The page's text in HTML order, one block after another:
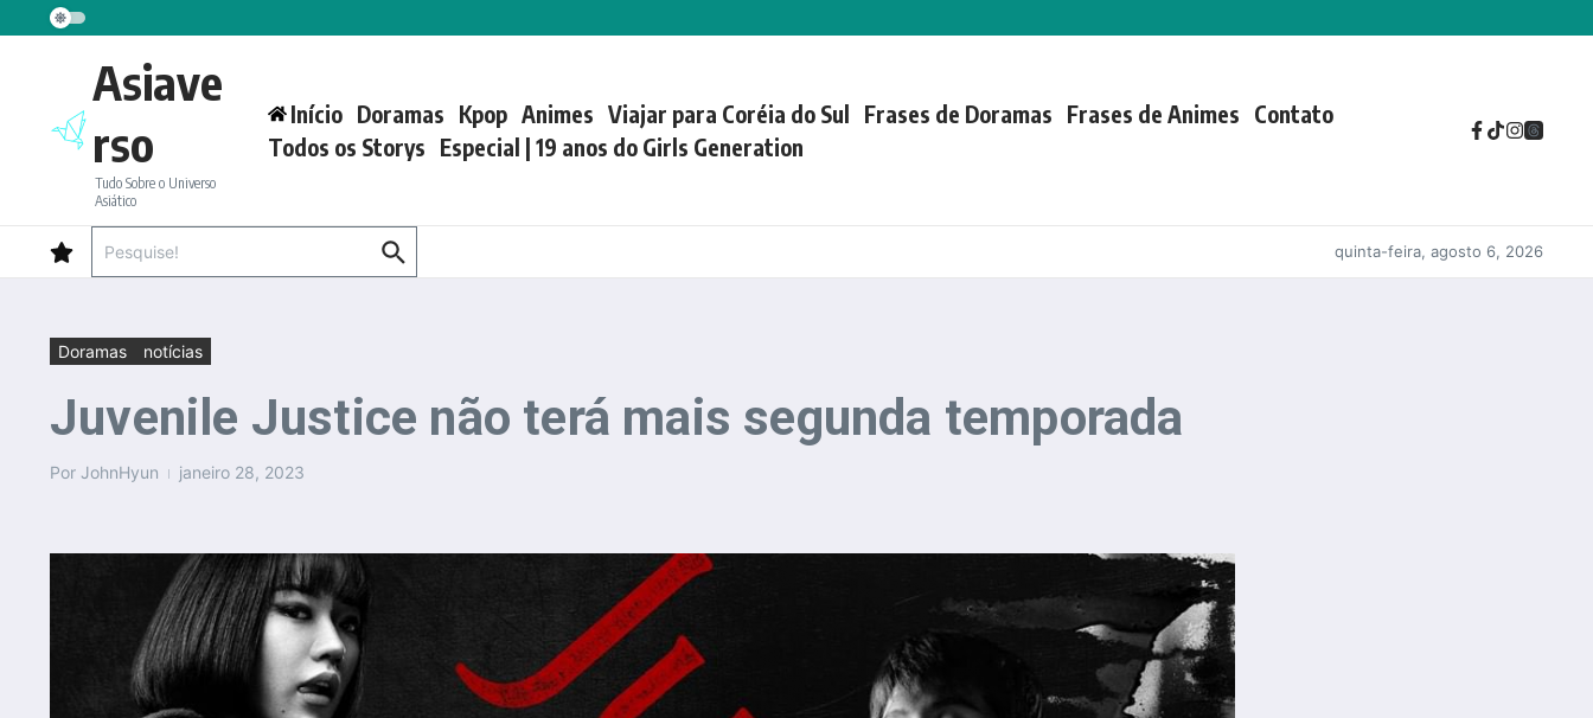
Ir para o conteúdo
Asiave
rso
Tudo Sobre o Universo
Asiático
Início Doramas Kpop Animes Viajar para Coréia do Sul Frases de Doramas Frases de Animes Contato
Todos os Storys Especial | 19 anos do Girls Generation
quinta-feira, agosto 6, 2026
Doramas notícias
Juvenile Justice não terá mais segunda temporada
Por JohnHyun janeiro 28, 2023